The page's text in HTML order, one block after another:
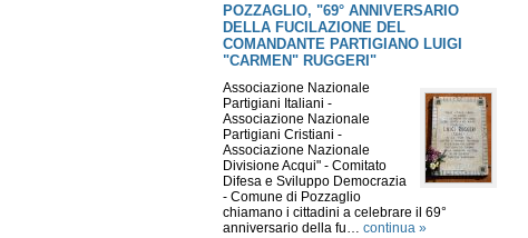
POZZAGLIO, "69° ANNIVERSARIO
DELLA FUCILAZIONE DEL
COMANDANTE PARTIGIANO LUIGI
"CARMEN" RUGGERI"
Associazione Nazionale
Partigiani Italiani -
Associazione Nazionale
Partigiani Cristiani -
Associazione Nazionale
Divisione Acqui" - Comitato
Difesa e Sviluppo Democrazia
- Comune di Pozzaglio
chiamano i cittadini a celebrare il 69°
anniversario della fu… continua »